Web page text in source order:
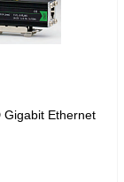
Gigabit Ethernet